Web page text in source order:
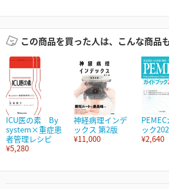
この商品を買った人は、こんな商品
ICU医の素 By
system×重症患
者管理レシピ
¥5,280
神経病理インデ
ックス 第2版
¥11,000
ック
¥2,640